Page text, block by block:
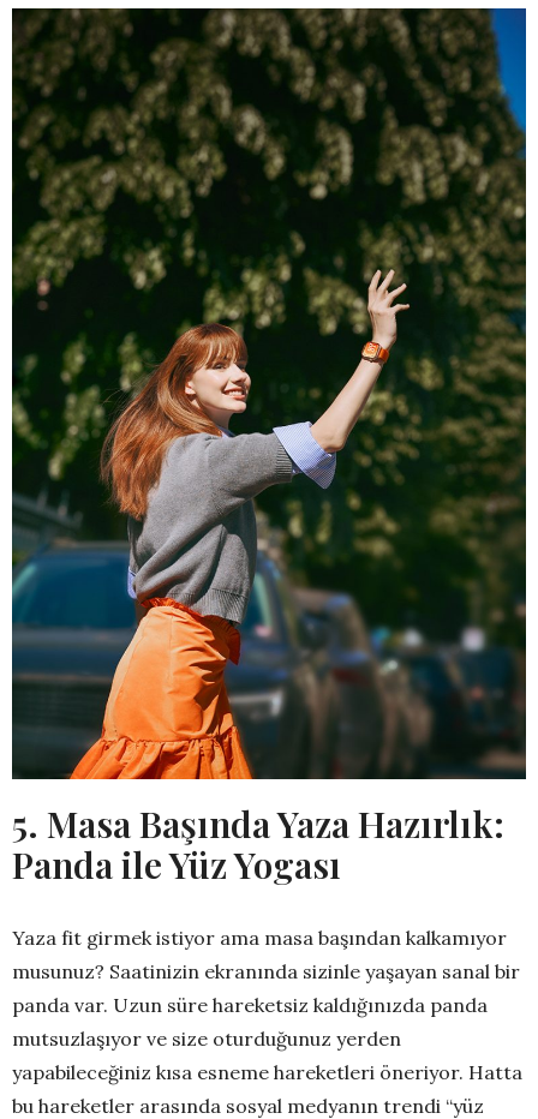
5. Masa Başında Yaza Hazırlık:
Panda ile Yüz Yogası
Yaza fit girmek istiyor ama masa başından kalkamıyor
musunuz? Saatinizin ekranında sizinle yaşayan sanal bir
panda var. Uzun süre hareketsiz kaldığınızda panda
mutsuzlaşıyor ve size oturduğunuz yerden
yapabileceğiniz kısa esneme hareketleri öneriyor. Hatta
bu hareketler arasında sosyal medyanın trendi “yüz